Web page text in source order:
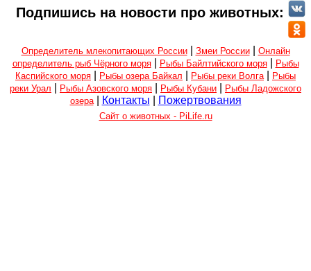
Подпишись на новости про животных:
Определитель млекопитающих России| Змеи России| Онлайн
определитель рыб Чёрного моря| Рыбы Байлтийского моря|
Рыбы
Каспийского моря
Рыбы озера Байкал Рыбы реки Волга
Рыбы
реки Урал
Рыбы Азовского моря Рыбы Кубани
Рыбы Ладожского
озера| Контакты Пожертвования
Сайт о животных - PiLife.ru